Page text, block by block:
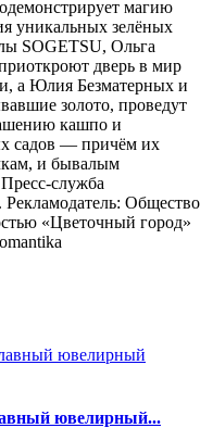
магию
уникальных зелёных
SOGETSU, Ольга
дверь в мир
а Юлия Безматерных и
золото, проведут
кашпо и
садов — причём их
и бывалым
служба
Общество
«Цветочный город»
ювелирный...